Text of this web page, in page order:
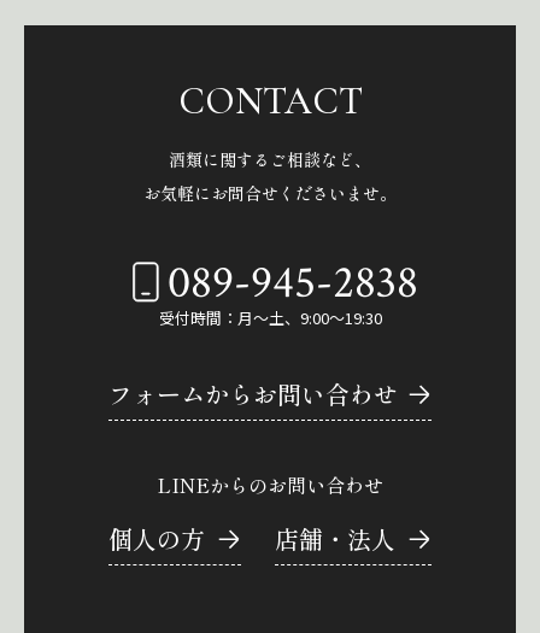
CONTACT
酒類に関するご相談など、
お気軽にお問合せくださいませ。
089-945-2838
受付時間：月～土、9:00～19:30
フォームからお問い合わせ
LINEからのお問い合わせ
個人の方 店舗・法人